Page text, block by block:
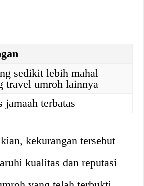
sedikit lebih mahal
travel umroh lainnya
jamaah terbatas
kekurangan tersebut
kualitas dan reputasi